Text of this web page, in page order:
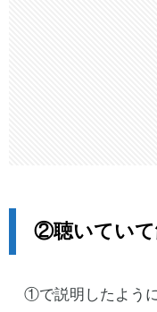
②聴いていて
①で説明したよう